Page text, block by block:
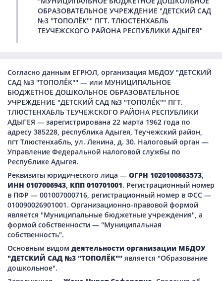
ОБРАЗОВАТЕЛЬНОЕ УЧРЕЖДЕНИЕ "ДЕТСКИЙ САД
№3 "ТОПОЛЁК"" ПГТ. ТЛЮСТЕНХАБЛЬ
ТЕУЧЕЖСКОГО РАЙОНА РЕСПУБЛИКИ АДЫГЕЯ"
Согласно данным ЕГРЮЛ, организация МБДОУ "ДЕТСКИЙ
САД №3 "ТОПОЛЁК"" — или МУНИЦИПАЛЬНОЕ
БЮДЖЕТНОЕ ДОШКОЛЬНОЕ ОБРАЗОВАТЕЛЬНОЕ
УЧРЕЖДЕНИЕ "ДЕТСКИЙ САД №3 "ТОПОЛЁК"" ПГТ.
ТЛЮСТЕНХАБЛЬ ТЕУЧЕЖСКОГО РАЙОНА РЕСПУБЛИКИ
АДЫГЕЯ — зарегистрирована 22 марта 1962 года по
адресу 385228, республика Адыгея, Теучежский район,
пгт Тлюстенхабль, ул. Ленина, д. 30. Налоговый орган —
Управление Федеральной налоговой службы по
Республике Адыгея.
Реквизиты юридического лица — ОГРН 1020100863573,
ИНН 0107006943, КПП 010701001. Регистрационный номер
в ПФР — 001007000716, регистрационный номер в ФСС —
010090026901001. Организационно-правовой формой
является "Муниципальные бюджетные учреждения", а
формой собственности — "Муниципальная
собственность".
Основным видом деятельности организации МБДОУ
"ДЕТСКИЙ САД №3 "ТОПОЛЁК"" является "Образование
дошкольное".